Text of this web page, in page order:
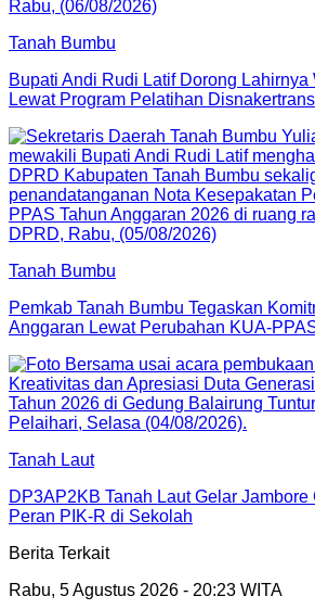
Tanah Bumbu
Bupati Andi Rudi Latif Dorong Lahirnya
Lewat Program Pelatihan Disnakertrans
Tanah Bumbu
Pemkab Tanah Bumbu Tegaskan
Anggaran Lewat Perubahan KUA-
Tanah Laut
DP3AP2KB Tanah Laut Gelar Jambore
Peran PIK-R di Sekolah
Berita Terkait
Rabu, 5 Agustus 2026 - 20:23 WITA